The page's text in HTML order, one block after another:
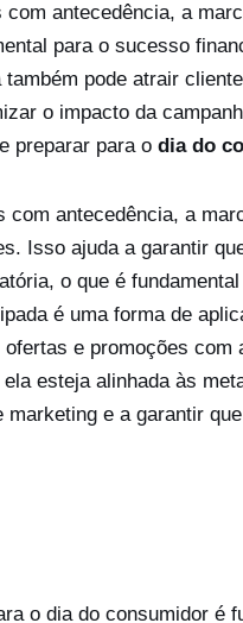
antecedência, a
para o sucesso
pode atrair
o impacto da
preparar para o dia do
antecedência, a
Isso ajuda a garantir
o que é
é uma forma de
e promoções com
esteja alinhada às
e a garantir
o dia do consumidor é